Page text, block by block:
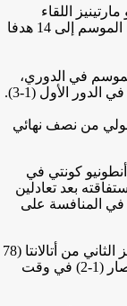
اللقاء
"إكلينيكيا" بالهدف الثاني (74)، رفع به رصيده هذا الموسم إلى 14 هدفا
في الدوري،
الأول (1-3).
من نصف نهائي
أنطونيو كونتي في
استفاقته بعد تعادلين
في المنافسة على
ورفع الإنتر رصيده إلى 79 نقطة يستعيد بها المركز الثاني من أتالانتا (78
نقطة)، الذي قلب تأخره أمام بارما بهدف إلى انتصار (1-2) في وقت